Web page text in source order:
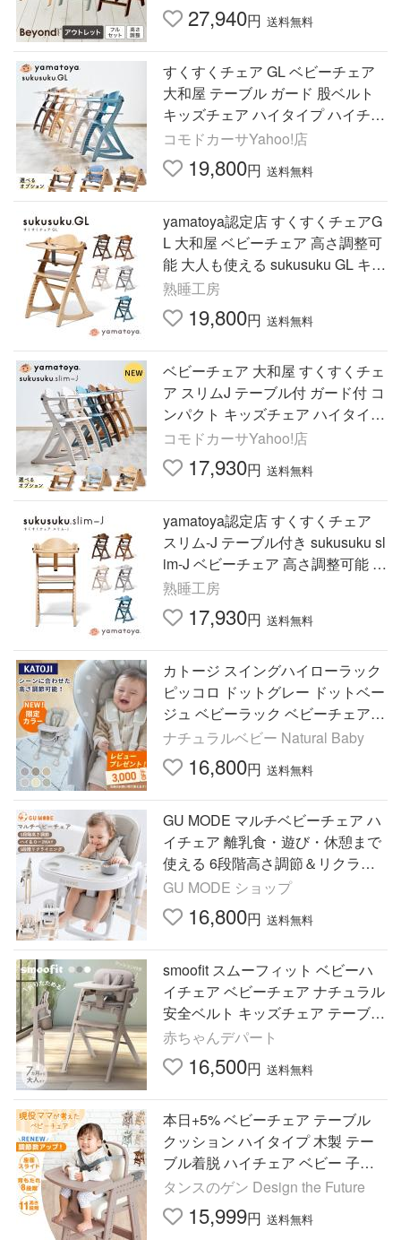
27,940円 送料無料
すくすくチェア GL ベビーチェア
大和屋 テーブル ガード 股ベルト
キッズチェア ハイタイプ ハイチェ
ア 大人も使える 北欧風 おしゃれ
木製 子供用 椅子
コモドカーサYahoo!店
19,800円 送料無料
yamatoya認定店 すくすくチェアG
L 大和屋 ベビーチェア 高さ調整可
能 大人も使える sukusuku GL キッ
ズ スクスクチェアGL
熟睡工房
19,800円 送料無料
ベビーチェア 大和屋 すくすくチェ
ア スリムJ テーブル付 ガード付 コ
ンパクト キッズチェア ハイタイプ
ハイチェア 木製 子供用椅子 北欧
風 yamatoya
コモドカーサYahoo!店
17,930円 送料無料
yamatoya認定店 すくすくチェア
スリム-J テーブル付き sukusuku sl
im-J ベビーチェア 高さ調整可能 テ
ーブル取り外し 大和屋 スクスク
キッズ おしゃれ
熟睡工房
17,930円 送料無料
カトージ スイングハイローラック
ピッコロ ドットグレー ドットベー
ジュ ベビーラック ベビーチェア
ハイローチェア コンパクト 正規品
送料無料
ナチュラルベビー Natural Baby
16,800円 送料無料
GU MODE マルチベビーチェア ハ
イチェア 離乳食・遊び・休憩まで
使える 6段階高さ調節＆リクライ
ニング テーブル付き 安全ベルト付
き 省スペース収納 爆買
GU MODE ショップ
16,800円 送料無料
smoofit スムーフィット ベビーハ
イチェア ベビーチェア ナチュラル
安全ベルト キッズチェア テーブル
付 クッション付 折りたたみ 高さ
調節【爆買】
赤ちゃんデパート
16,500円 送料無料
本日+5% ベビーチェア テーブル
クッション ハイタイプ 木製 テー
ブル着脱 ハイチェア ベビー 子供
ベビーハイチェア キッズチェア
タンスのゲン Design the Future
15,999円 送料無料